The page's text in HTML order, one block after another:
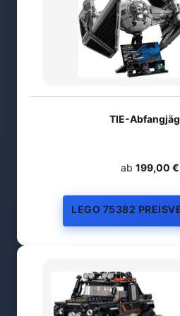
TIE-
ab 199,00 €
LEGO 75382